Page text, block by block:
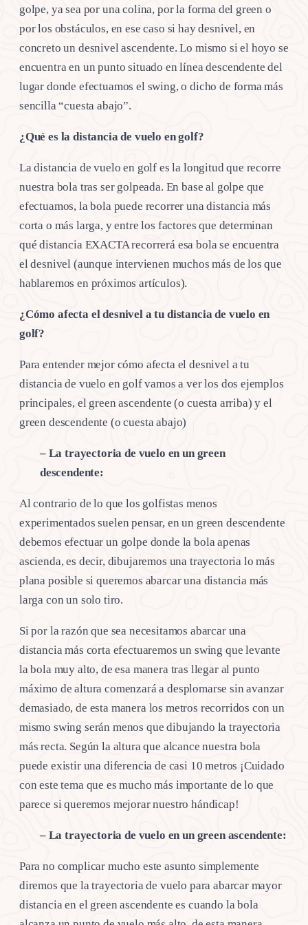
golpe, ya sea por una colina, por la forma del green o
por los obstáculos, en ese caso si hay desnivel, en
concreto un desnivel ascendente. Lo mismo si el hoyo se
encuentra en un punto situado en línea descendente del
lugar donde efectuamos el swing, o dicho de forma más
sencilla “cuesta abajo”.
¿Qué es la distancia de vuelo en golf?
La distancia de vuelo en golf es la longitud que recorre
nuestra bola tras ser golpeada. En base al golpe que
efectuamos, la bola puede recorrer una distancia más
corta o más larga, y entre los factores que determinan
qué distancia EXACTA recorrerá esa bola se encuentra
el desnivel (aunque intervienen muchos más de los que
hablaremos en próximos artículos).
¿Cómo afecta el desnivel a tu distancia de vuelo en
golf?
Para entender mejor cómo afecta el desnivel a tu
distancia de vuelo en golf vamos a ver los dos ejemplos
principales, el green ascendente (o cuesta arriba) y el
green descendente (o cuesta abajo)
– La trayectoria de vuelo en un green
descendente:
Al contrario de lo que los golfistas menos
experimentados suelen pensar, en un green descendente
debemos efectuar un golpe donde la bola apenas
ascienda, es decir, dibujaremos una trayectoria lo más
plana posible si queremos abarcar una distancia más
larga con un solo tiro.
Si por la razón que sea necesitamos abarcar una
distancia más corta efectuaremos un swing que levante
la bola muy alto, de esa manera tras llegar al punto
máximo de altura comenzará a desplomarse sin avanzar
demasiado, de esta manera los metros recorridos con un
mismo swing serán menos que dibujando la trayectoria
más recta. Según la altura que alcance nuestra bola
puede existir una diferencia de casi 10 metros ¡Cuidado
con este tema que es mucho más importante de lo que
parece si queremos mejorar nuestro hándicap!
– La trayectoria de vuelo en un green ascendente:
Para no complicar mucho este asunto simplemente
diremos que la trayectoria de vuelo para abarcar mayor
distancia en el green ascendente es cuando la bola